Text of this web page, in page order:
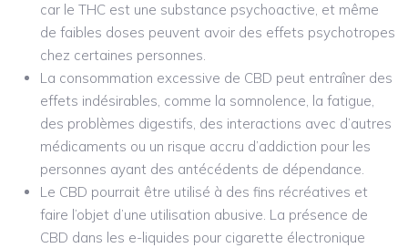
car le THC est une substance psychoactive, et même
de faibles doses peuvent avoir des effets psychotropes
chez certaines personnes.
La consommation excessive de CBD peut entraîner des
effets indésirables, comme la somnolence, la fatigue,
des problèmes digestifs, des interactions avec d’autres
médicaments ou un risque accru d’addiction pour les
personnes ayant des antécédents de dépendance.
Le CBD pourrait être utilisé à des fins récréatives et
faire l’objet d’une utilisation abusive. La présence de
CBD dans les e-liquides pour cigarette électronique